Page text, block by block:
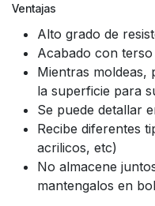
Ventajas
Alto grado de
Acabado con terso
Mientras moldeas,
la superficie para
Se puede detallar
Recibe diferentes
acrilicos, etc)
No almacene
mantengalos en